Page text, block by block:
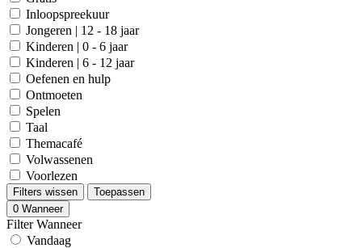
Inloopspreekuur
Jongeren | 12 - 18 jaar
Kinderen | 0 - 6 jaar
Kinderen | 6 - 12 jaar
Oefenen en hulp
Ontmoeten
Spelen
Taal
Themacafé
Volwassenen
Voorlezen
Filters wissen
Toepassen
0 Wanneer
Filter Wanneer
Vandaag